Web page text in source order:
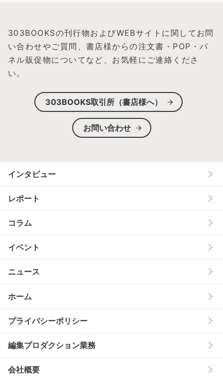
303BOOKSの刊行物およびWEBサイトに関してお問
い合わせやご質問、 書店様からの注文書・POP・パ
ネル販促物についてなど、お気軽にご連絡くださ
い。
303BOOKS取引所（書店様へ）
お問い合わせ
インタビュー
レポート
コラム
イベント
ニュース
ホーム
プライバシーポリシー
編集プロダクション業務
会社概要